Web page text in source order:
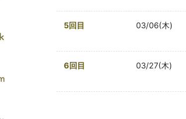
5回目 03/06(木)
6回目 03/27(木)